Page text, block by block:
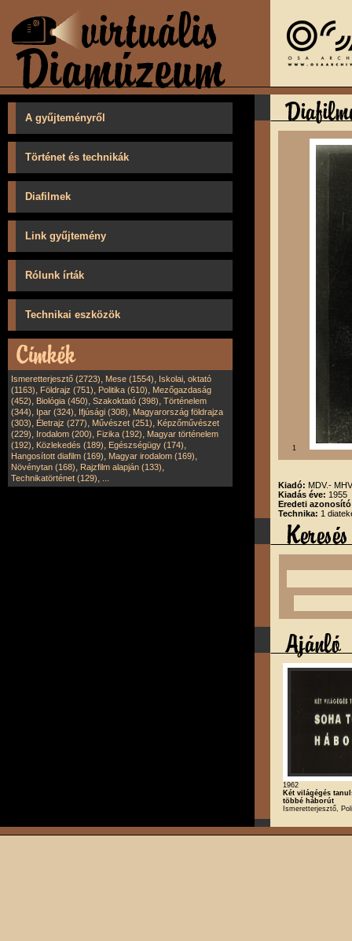
A gyűjteményről
Történet és technikák
Diafilmek
Link gyűjtemény
Rólunk írták
Technikai eszközök
Ismeretterjesztő (2723), Mese (1554), Iskolai, oktató
(1163), Földrajz (751), Politika (610), Mezőgazdaság
(452), Biológia (450), Szakoktató (398), Történelem
(344), Ipar (324), Ifjúsági (308), Magyarország földrajza
(303), Életrajz (277), Művészet (251), Képzőművészet
(229), Irodalom (200), Fizika (192), Magyar történelem
(192), Közlekedés (189), Egészségügy (174),
Hangosított diafilm (169), Magyar irodalom (169),
Növénytan (168), Rajzfilm alapján (133),
Technikatörténet (129),
1
Kiadó: MDV.-
Kiadás éve: 1955
Eredeti
Technika: 1
1962
Két világégés
többé háborút
Ismeretterjesztő,